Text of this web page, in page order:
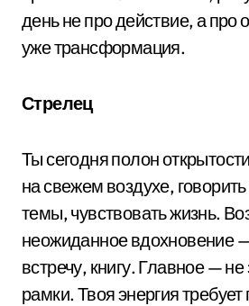
день не про действие, а про
уже трансформация.
Стрелец
Ты сегодня полон
на свежем воздухе,
темы, чувствовать жизнь.
неожиданное вдохновение
встречу, книгу. Главное — не
рамки. Твоя энергия